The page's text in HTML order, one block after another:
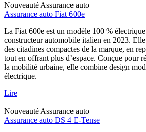
Nouveauté Assurance auto
Assurance auto Fiat 600e
La Fiat 600e est un modèle 100 %
constructeur automobile italien en 2023.
des citadines compactes de la marque, en
tout en offrant plus d’espace. Conçue pour
la mobilité urbaine, elle combine design
électrique.
Lire
Nouveauté Assurance auto
Assurance auto DS 4 E-Tense